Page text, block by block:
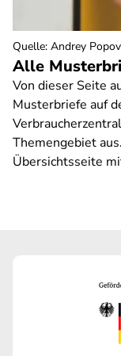
Alle
Von dieser Seite
Musterbriefe auf
Themengebiet
Übersichtsseite
Quelle: Andrey